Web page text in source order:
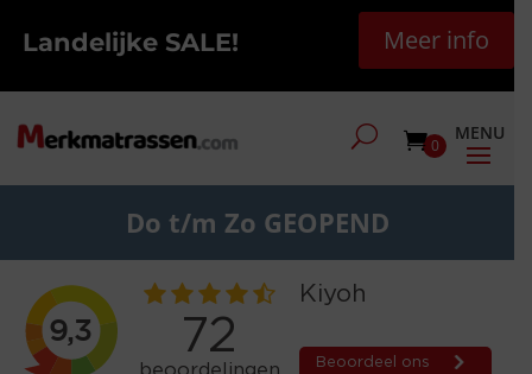
Landelijke SALE! Meer info
0
Do t/m Zo GEOPEND